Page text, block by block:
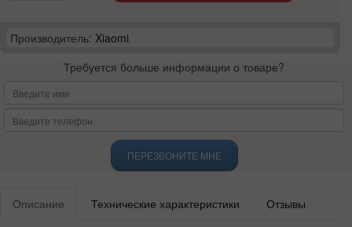
Производитель: Xiaomi
Требуется больше информации о товаре?
ПЕРЕЗВОНИТЕ МНЕ
Описание Технические характеристики Отзывы